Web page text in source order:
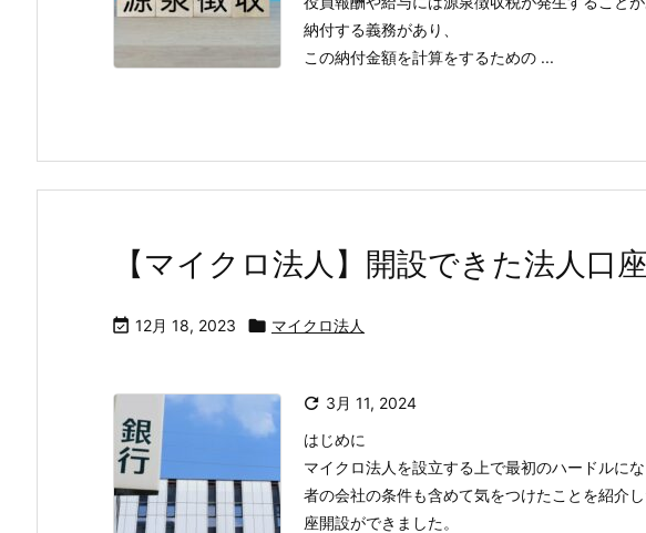
納付する義務があり、
この納付金額を計算をするための ...
【マイクロ法人】開設できた法人口
 12月 18, 2023  マイクロ法人
 3月 11, 2024
はじめに
マイクロ法人を設立する上で最初のハードルに
者の会社の条件も含めて気をつけたことを紹介
座開設ができました。